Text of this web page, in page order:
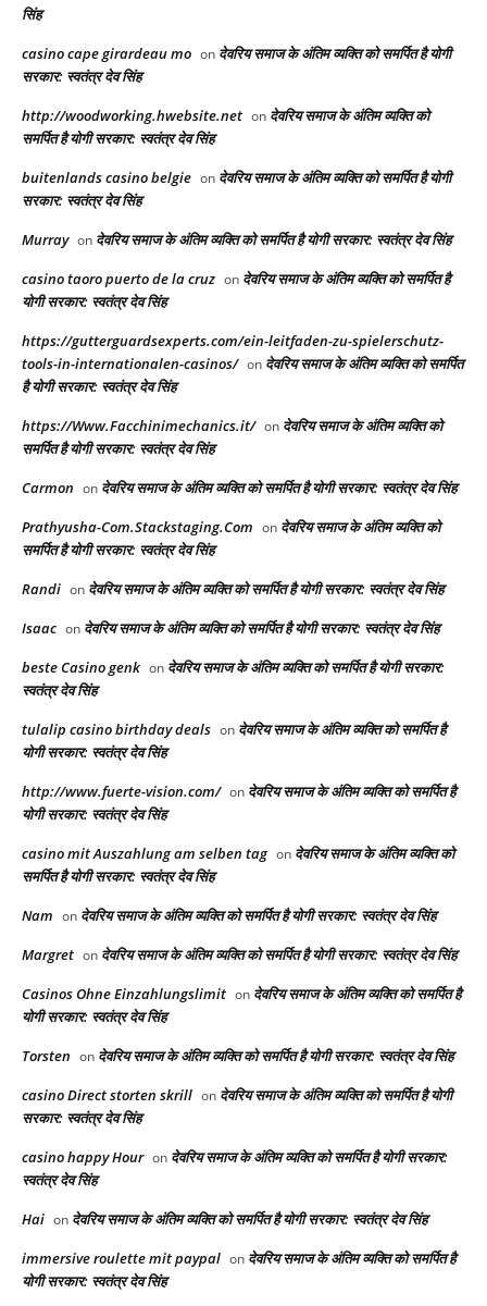
सिंह
casino cape girardeau mo on देवरिय समाज के अंतिम व्यक्ति को समर्पित है योगी
सरकार: स्वतंत्र देव सिंह
http://woodworking.hwebsite.net on देवरिय समाज के अंतिम व्यक्ति को
समर्पित है योगी सरकार: स्वतंत्र देव सिंह
buitenlands casino belgie on देवरिय समाज के अंतिम व्यक्ति को समर्पित है योगी
सरकार: स्वतंत्र देव सिंह
Murray on देवरिय समाज के अंतिम व्यक्ति को समर्पित है योगी सरकार: स्वतंत्र देव सिंह
casino taoro puerto de la cruz on देवरिय समाज के अंतिम व्यक्ति को समर्पित है
योगी सरकार: स्वतंत्र देव सिंह
https://gutterguardsexperts.com/ein-leitfaden-zu-spielerschutz-
tools-in-internationalen-casinos/ on देवरिय समाज के अंतिम व्यक्ति को समर्पित
है योगी सरकार: स्वतंत्र देव सिंह
https://Www.Facchinimechanics.it/ on देवरिय समाज के अंतिम व्यक्ति को
समर्पित है योगी सरकार: स्वतंत्र देव सिंह
Carmon on देवरिय समाज के अंतिम व्यक्ति को समर्पित है योगी सरकार: स्वतंत्र देव सिंह
Prathyusha-Com.Stackstaging.Com on देवरिय समाज के अंतिम व्यक्ति को
समर्पित है योगी सरकार: स्वतंत्र देव सिंह
Randi on देवरिय समाज के अंतिम व्यक्ति को समर्पित है योगी सरकार: स्वतंत्र देव सिंह
Isaac on देवरिय समाज के अंतिम व्यक्ति को समर्पित है योगी सरकार: स्वतंत्र देव सिंह
beste Casino genk on देवरिय समाज के अंतिम व्यक्ति को समर्पित है योगी सरकार:
स्वतंत्र देव सिंह
tulalip casino birthday deals on देवरिय समाज के अंतिम व्यक्ति को समर्पित है
योगी सरकार: स्वतंत्र देव सिंह
http://www.fuerte-vision.com/ on देवरिय समाज के अंतिम व्यक्ति को समर्पित है
योगी सरकार: स्वतंत्र देव सिंह
casino mit Auszahlung am selben tag on देवरिय समाज के अंतिम व्यक्ति को
समर्पित है योगी सरकार: स्वतंत्र देव सिंह
Nam on देवरिय समाज के अंतिम व्यक्ति को समर्पित है योगी सरकार: स्वतंत्र देव सिंह
Margret on देवरिय समाज के अंतिम व्यक्ति को समर्पित है योगी सरकार: स्वतंत्र देव सिंह
Casinos Ohne Einzahlungslimit on देवरिय समाज के अंतिम व्यक्ति को समर्पित है
योगी सरकार: स्वतंत्र देव सिंह
Torsten on देवरिय समाज के अंतिम व्यक्ति को समर्पित है योगी सरकार: स्वतंत्र देव सिंह
casino Direct storten skrill on देवरिय समाज के अंतिम व्यक्ति को समर्पित है योगी
सरकार: स्वतंत्र देव सिंह
casino happy Hour on देवरिय समाज के अंतिम व्यक्ति को समर्पित है योगी सरकार:
स्वतंत्र देव सिंह
Hai on देवरिय समाज के अंतिम व्यक्ति को समर्पित है योगी सरकार: स्वतंत्र देव सिंह
immersive roulette mit paypal on देवरिय समाज के अंतिम व्यक्ति को समर्पित है
योगी सरकार: स्वतंत्र देव सिंह